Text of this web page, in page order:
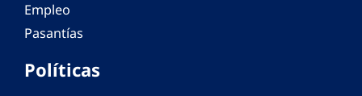
Empleo
Pasantías
Políticas